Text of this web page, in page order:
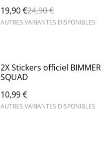
19,90 €24,90 €
AUTRES VARIANTES DISPONIBLES
2X Stickers officiel BIMMER
SQUAD
10,99 €
AUTRES VARIANTES DISPONIBLES